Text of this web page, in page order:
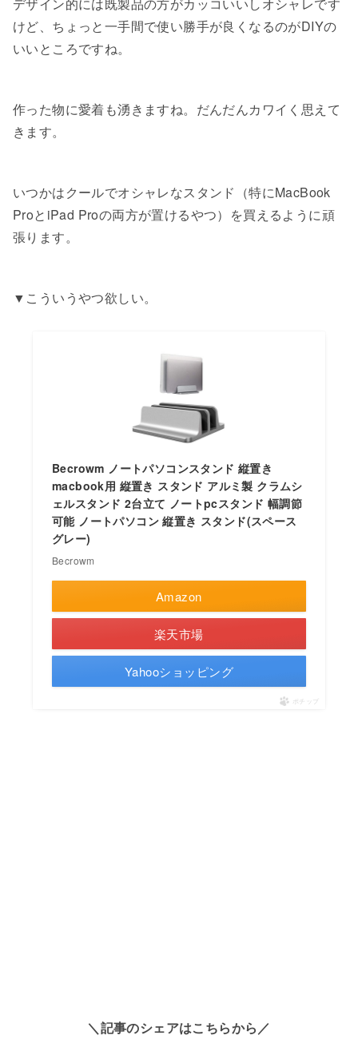
デザイン的には既製品の方がカッコいいしオシャレです
けど、ちょっと一手間で使い勝手が良くなるのがDIYの
いいところですね。
作った物に愛着も湧きますね。だんだんカワイく思えて
きます。
いつかはクールでオシャレなスタンド（特にMacBook
ProとiPad Proの両方が置けるやつ）を買えるように頑
張ります。
▼こういうやつ欲しい。
Becrowm ノートパソコンスタンド 縦置き
macbook用 縦置き スタンド アルミ製 クラムシ
ェルスタンド 2台立て ノートpcスタンド 幅調節
可能 ノートパソコン 縦置き スタンド(スペース
グレー)
Becrowm
Amazon
楽天市場
Yahooショッピング
ポチップ
＼記事のシェアはこちらから／